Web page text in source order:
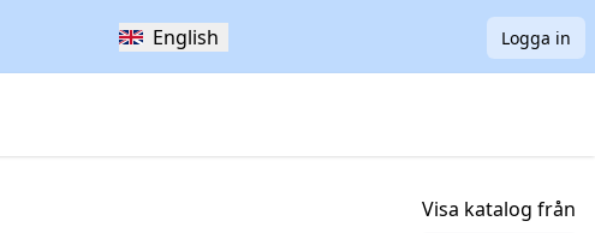
English Logga in
Visa katalog från